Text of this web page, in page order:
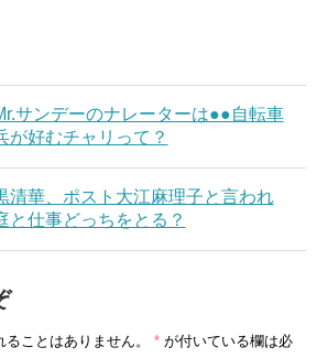
サンデーのナレーターは●●自転車
が好むチャリって？
清華、ポスト大江麻理子と言われ
と仕事どっちをとる？
ことはありません。 * が付いている欄は必